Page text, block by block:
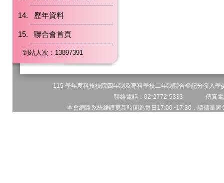
歷年資料
聯合會首頁
到站人次：13897391
115 學年度科技校院四年制及專科學校二年制聯合登記分發
聯絡電話：02-2772-5333 傳真
本會網路系統維護更新時間為每日17:00~17:30，請儘量